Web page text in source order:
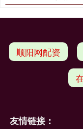
顺阳网配资
友情链接：